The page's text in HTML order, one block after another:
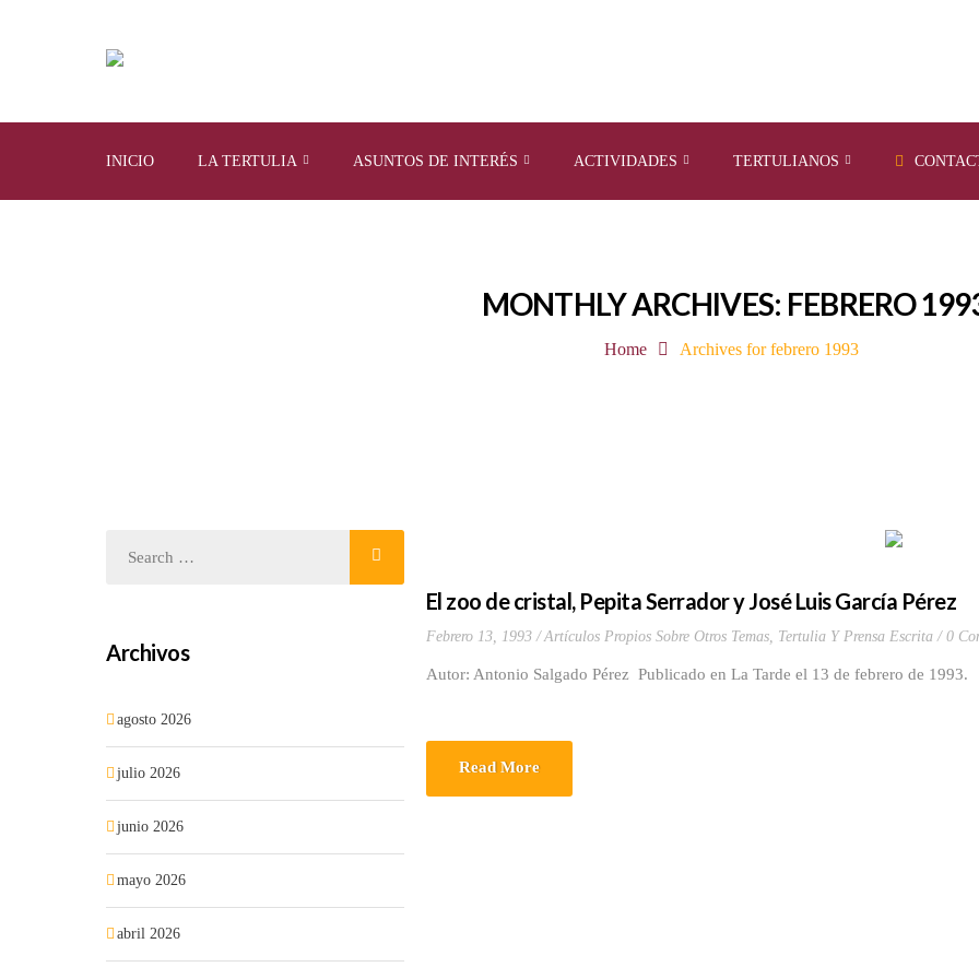
INICIO LA TERTULIA ASUNTOS DE INTERÉS ACTIVIDADES TERTULIANOS
MONTHLY ARCHIVES: FEBRERO
Home Archives for febrero 1993
El zoo de cristal, Pepita Serrador y José Luis García Pérez
Febrero 13, 1993 Artículos Propios Sobre Otros Temas, Tertulia Y Prensa Escrita 0
Autor: Antonio Salgado Pérez Publicado en La Tarde el 13 de febrero de 1993.
Read More
Archivos
agosto 2026
julio 2026
junio 2026
mayo 2026
abril 2026